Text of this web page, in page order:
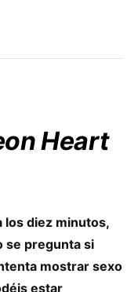
Heart
los diez minutos,
se pregunta si
mostrar sexo
estar